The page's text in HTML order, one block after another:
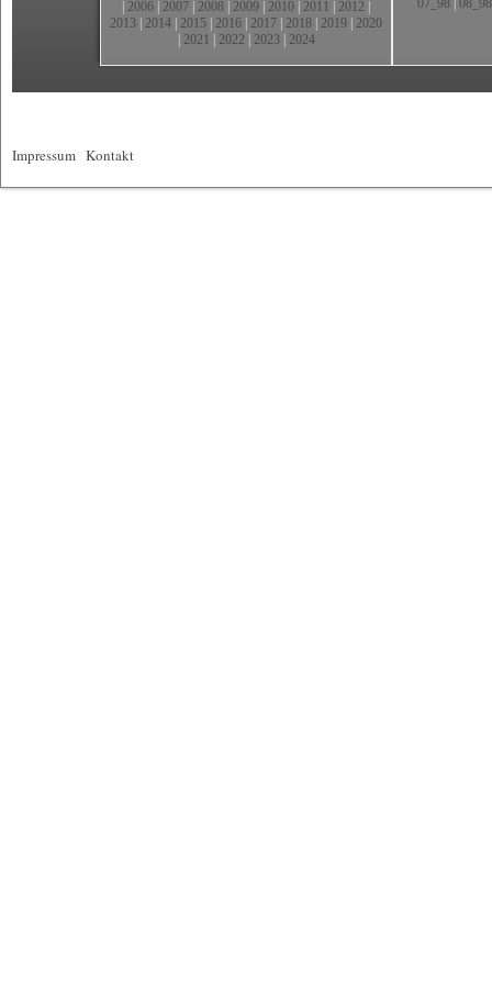
2006 2007 2008 2009 2010 2011 2012
2013 2014 2015 2016 2017 2018 2019 2020
2021 2022 2023| 2024
07_98 08_98
Impressum Kontakt